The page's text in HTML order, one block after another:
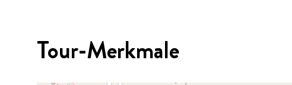
Tour-Merkmale